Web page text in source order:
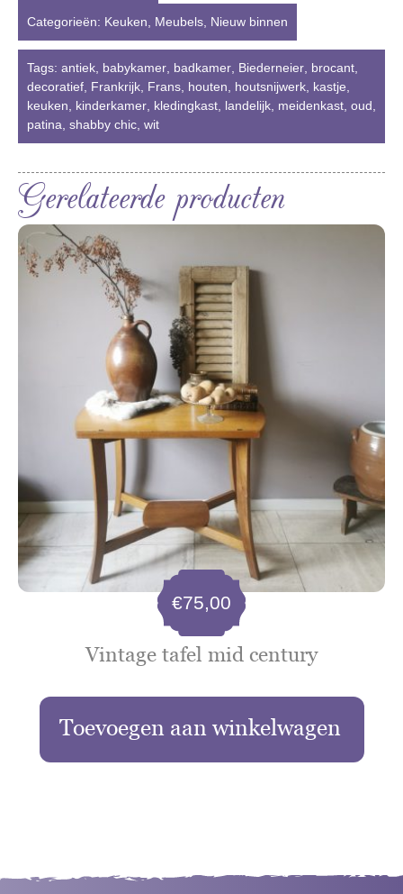
Categorieën: Keuken Meubels Nieuw binnen
Tags: antiek babykamer badkamer Biederneier brocant
decoratief Frankrijk Frans houten houtsnijwerk kastje
keuken
kinderkamer kledingkast landelijk meidenkast oud
patina shabby chic wit
Gerelateerde producten
Vintage tafel mid century
€75,00
Toevoegen aan winkelwagen